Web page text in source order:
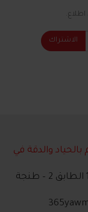
الاشتراك
والدقة في